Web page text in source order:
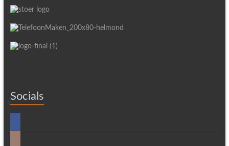
Socials